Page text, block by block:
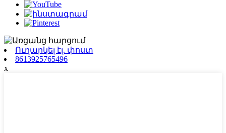
Ուղարկել էլ. փոստ
8613925765496
x